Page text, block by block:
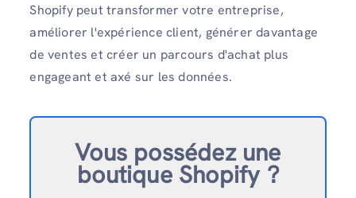
Shopify peut transformer votre entreprise,
améliorer l'expérience client, générer davantage
de ventes et créer un parcours d'achat plus
engageant et axé sur les données.
Vous possédez une
boutique Shopify ?